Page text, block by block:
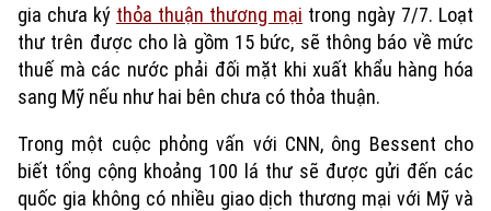
gia chưa ký thỏa thuận thương mại trong ngày 7/7. Loạt
thư trên được cho là gồm 15 bức, sẽ thông báo về mức
thuế mà các nước phải đối mặt khi xuất khẩu hàng hóa
sang Mỹ nếu như hai bên chưa có thỏa thuận.
Trong một cuộc phỏng vấn với CNN, ông Bessent cho
biết tổng cộng khoảng 100 lá thư sẽ được gửi đến các
quốc gia không có nhiều giao dịch thương mại với Mỹ và